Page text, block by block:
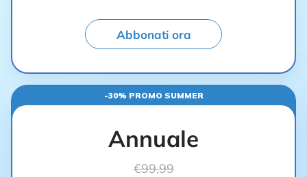
Abbonati ora
-30% PROMO SUMMER
Annuale
€99,99